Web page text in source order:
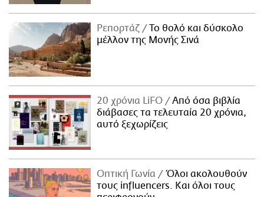
Ρεπορτάζ
Το θολό και δύσκολο
μέλλον της Μονής Σινά
20 χρόνια LiFO
Από όσα βιβλία
διάβασες τα τελευταία 20 χρόνια,
αυτό ξεχωρίζεις
Οπτική Γωνία
Όλοι ακολουθούν
τους influencers. Και όλοι τους